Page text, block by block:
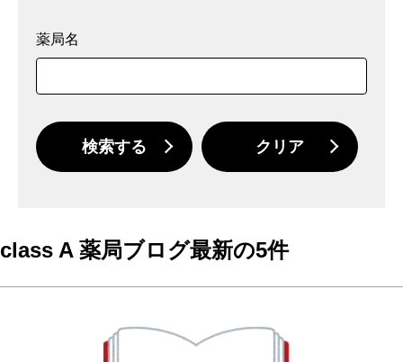
薬局名
検索する クリア
class A 薬局ブログ最新の5件